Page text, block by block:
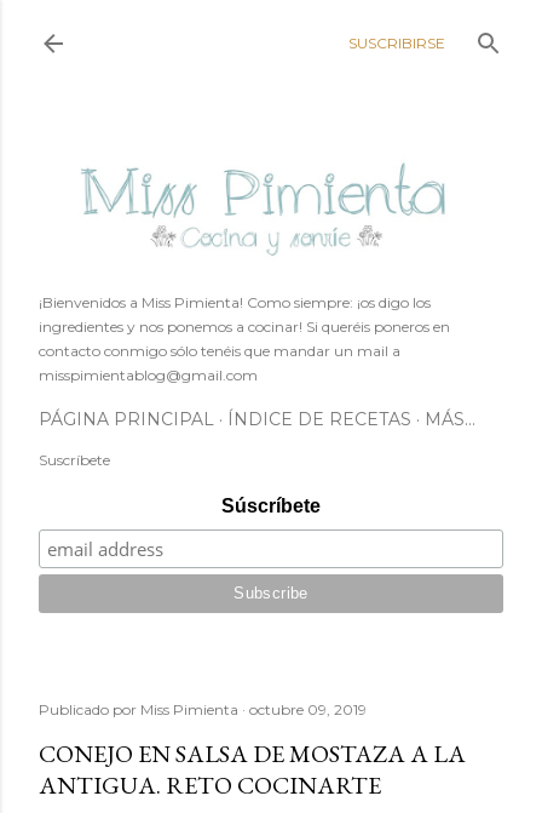
SUSCRIBIRSE
¡Bienvenidos a Miss Pimienta! Como siempre: ¡os digo los
ingredientes y nos ponemos a cocinar! Si queréis poneros en
contacto conmigo sólo tenéis que mandar un mail a
misspimientablog@gmail.com
PÁGINA PRINCIPAL ÍNDICE DE RECETAS MÁS…
Suscríbete
Súscríbete
Publicado por Miss Pimienta octubre 09, 2019
CONEJO EN SALSA DE MOSTAZA A LA
ANTIGUA. RETO COCINARTE